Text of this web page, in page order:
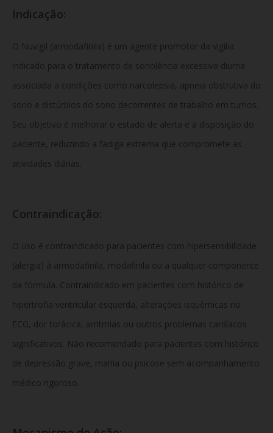
Indicação:
O Nuvigil (armodafinila) é um agente promotor da vigília
indicado para o tratamento de sonolência excessiva diurna
associada a condições como narcolepsia, apneia obstrutiva do
sono e distúrbios do sono decorrentes de trabalho em turnos.
Seu objetivo é melhorar o estado de alerta e a disposição do
paciente, reduzindo a fadiga extrema que compromete as
atividades diárias.
Contraindicação:
O uso é contraindicado para pacientes com hipersensibilidade
(alergia) à armodafinila, modafinila ou a qualquer componente
da fórmula. Contraindicado em pacientes com histórico de
hipertrofia ventricular esquerda, alterações isquêmicas no
ECG, dor torácica, arritmias ou outros problemas cardíacos
significativos. Não recomendado para pacientes com histórico
de depressão grave, mania ou psicose sem acompanhamento
médico rigoroso.